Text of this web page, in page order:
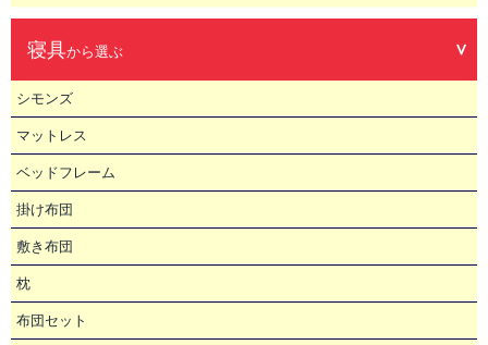
寝具から選ぶ
シモンズ
マットレス
ベッドフレーム
掛け布団
敷き布団
枕
布団セット